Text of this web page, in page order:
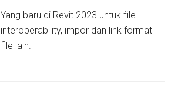
Yang baru di Revit 2023 untuk file
interoperability, impor dan link format
file lain.